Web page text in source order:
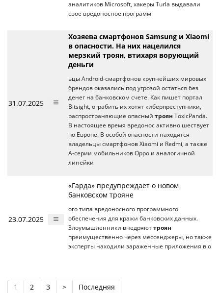
аналитиков Microsoft, хакеры Turla выдавали
свое вредоносное программ
31.07.2025
Хозяева смартфонов Samsung и Xiaomi
в опасности. На них нацелился
мерзкий троян, втихаря ворующий
деньги
ьцы Android-смартфонов крупнейших мировых
брендов оказались под угрозой остаться без
денег на банковском счете. Как пишет портал
Bitsight, ограбить их хотят киберпреступники,
распространяющие опасный троян ToxicPanda.
В настоящее время вредонос активно шествует
по Европе. В особой опасности находятся
владельцы смартфонов Xiaomi и Redmi, а также
А-серии мобильников Oppo и аналогичной
линейки
23.07.2025
«Гарда» предупреждает о новом
банковском трояне
ого типа вредоносного программного
обеспечения для кражи банковских данных.
Злоумышленники внедряют троян
преимущественно через мессенджеры, но также
эксперты находили зараженные приложения в о
1 2 3 > Последняя